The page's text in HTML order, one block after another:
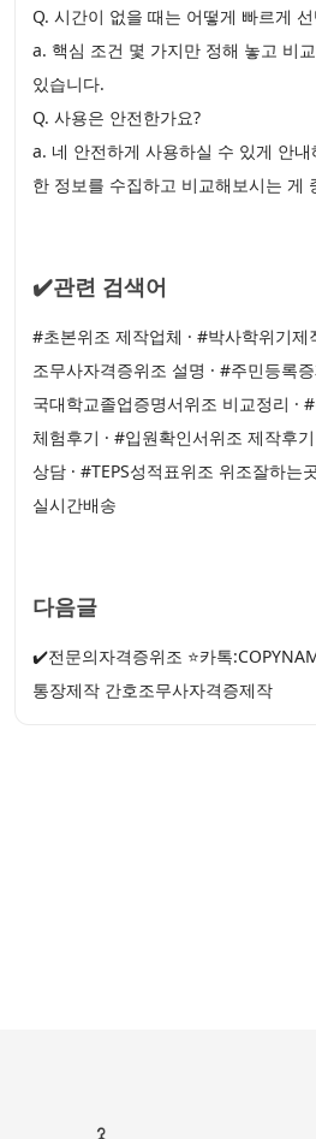
Q. 시간이 없을 때는 어떻게 빠르게
a. 핵심 조건 몇 가지만 정해 놓고 비
있습니다.
Q. 사용은 안전한가요?
a. 네 안전하게 사용하실 수 있게 안
한 정보를 수집하고 비교해보시는 게
✔️관련 검색어
#초본위조 제작업체 · #박사학위기제
조무사자격증위조 설명 · #주민등록
국대학교졸업증명서위조 비교정리 ·
체험후기 · #입원확인서위조 제작후
상담 · #TEPS성적표위조 위조잘하는
실시간배송
다음글
✔️전문의자격증위조 ⭐카톡
통장제작 간호조무사자격증제작